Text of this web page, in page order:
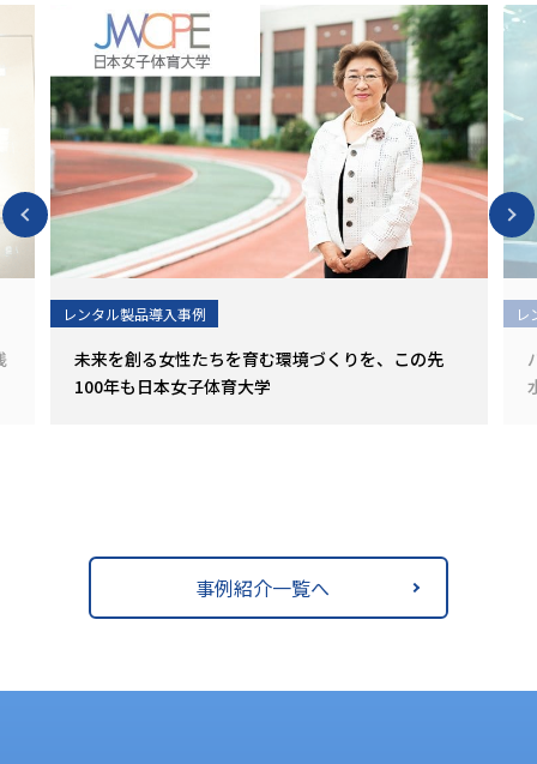
レンタル製品導入事例
未来を創る女性たちを育む環境づくりを、この先
100年も―――日本女子体育大学
レ
事例紹介一覧へ